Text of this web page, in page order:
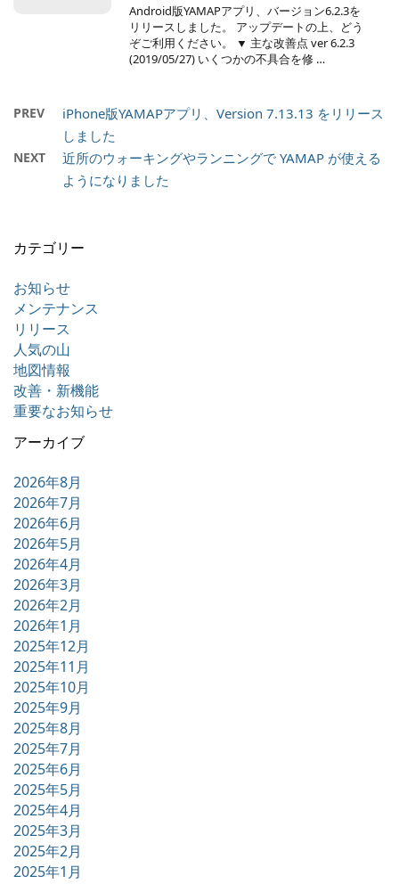
Android版YAMAPアプリ、バージョン6.2.3を
リリースしました。 アップデートの上、どう
ぞご利用ください。 ▼ 主な改善点 ver 6.2.3
(2019/05/27) いくつかの不具合を修 …
PREV
iPhone版YAMAPアプリ、Version 7.13.13 をリリース
しました
NEXT
近所のウォーキングやランニングで YAMAP が使える
ようになりました
カテゴリー
お知らせ
メンテナンス
リリース
人気の山
地図情報
改善・新機能
重要なお知らせ
アーカイブ
2026年8月
2026年7月
2026年6月
2026年5月
2026年4月
2026年3月
2026年2月
2026年1月
2025年12月
2025年11月
2025年10月
2025年9月
2025年8月
2025年7月
2025年6月
2025年5月
2025年4月
2025年3月
2025年2月
2025年1月